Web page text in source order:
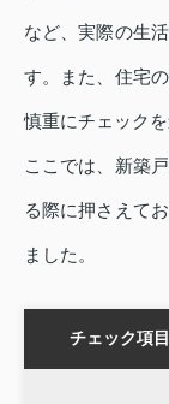
など、実際の生
す。また、住宅
慎重にチェック
ここでは、新築
る際に押さえて
ました。
チェック項目